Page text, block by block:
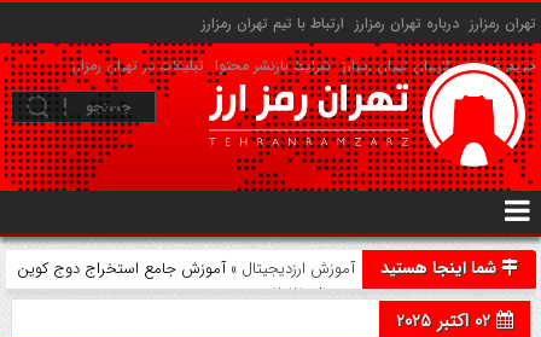
تهران رمزارز درباره تهران رمزارز ارتباط با تیم تهران رمزارز
حریم شخصی کاربران تهران رمزارز شرایط بازنشر محتوا تبلیغات در تهران رمزارز
شما اینجا هستید آموزش ارزدیجیتال » آموزش جامع استخراج دوج کوین
در سال ۲۰۲۵
02 اکتبر 2025